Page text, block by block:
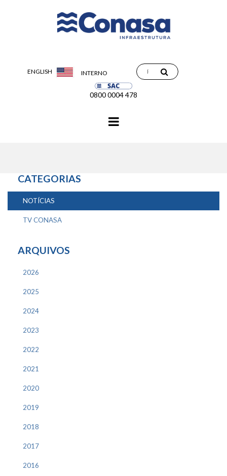
ENGLISH INTERNO
0800 0004 478
CATEGORIAS
NOTÍCIAS
TV CONASA
ARQUIVOS
2026
2025
2024
2023
2022
2021
2020
2019
2018
2017
2016